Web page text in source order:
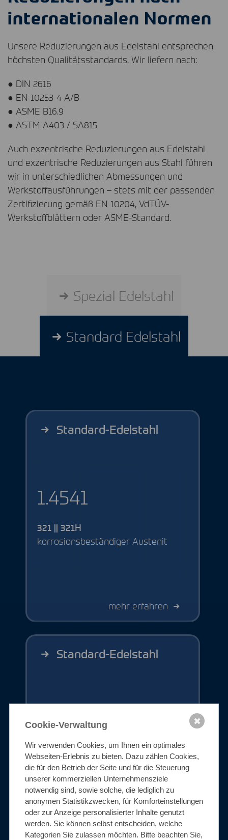
internationalen Normen
Unsere Reduzierungen aus Edelstahl entsprechen
höchsten Qualitätsstandards. Wir liefern nach:
● DIN 2616
● EN 10253-4 A/B
● ASME B16.9
● ASTM A403 / SA815
Auch exzentrische Reduzierungen aus Edelstahl
und exzentrische Reduzierungen aus Stahl führen
wir in unterschiedlichen Abmessungen und
Werkstoffausführungen – stets mit der passenden
Zertifizierung gemäß EN 10204, VdTÜV-
Werkstoffblättern oder ASME-Standard.
Spezial Edelstahl
Standard Edelstahl
Standard-Edelstahl
1.4541
321 || 321H
korrosionsbeständiger Austenit
mehr erfahren
Standard-Edelstahl
1.4571
316Ti
korrosionsbeständiger Austenit
mehr erfahren
Cookie-Verwaltung
Wir verwenden Cookies, um Ihnen ein optimales
Webseiten-Erlebnis zu bieten. Dazu zählen Cookies,
die für den Betrieb der Seite und für die Steuerung
unserer kommerziellen Unternehmensziele
notwendig sind, sowie solche, die lediglich zu
anonymen Statistikzwecken, für Komforteinstellungen
oder zur Anzeige personalisierter Inhalte genutzt
werden. Sie können selbst entscheiden, welche
Kategorien Sie zulassen möchten. Bitte beachten Sie,
✖